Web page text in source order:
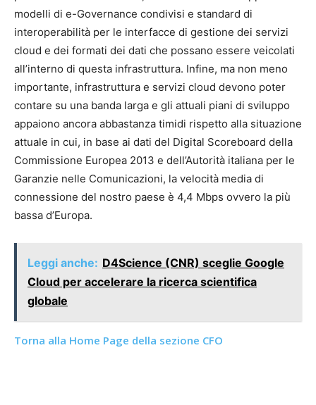
modelli di e-Governance condivisi e standard di
interoperabilità per le interfacce di gestione dei servizi
cloud e dei formati dei dati che possano essere veicolati
all’interno di questa infrastruttura. Infine, ma non meno
importante, infrastruttura e servizi cloud devono poter
contare su una banda larga e gli attuali piani di sviluppo
appaiono ancora abbastanza timidi rispetto alla situazione
attuale in cui, in base ai dati del Digital Scoreboard della
Commissione Europea 2013 e dell’Autorità italiana per le
Garanzie nelle Comunicazioni, la velocità media di
connessione del nostro paese è 4,4 Mbps ovvero la più
bassa d’Europa.
Leggi anche: D4Science (CNR) sceglie Google
Cloud per accelerare la ricerca scientifica
globale
Torna alla Home Page della sezione CFO